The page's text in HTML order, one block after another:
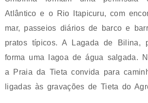
Atlântico e o Rio Itapicuru, com
mar, passeios diários de barco e
pratos típicos. A Lagada de Bilina,
forma uma lagoa de água salgada.
a Praia da Tieta convida para
ligadas às gravações de Tieta do